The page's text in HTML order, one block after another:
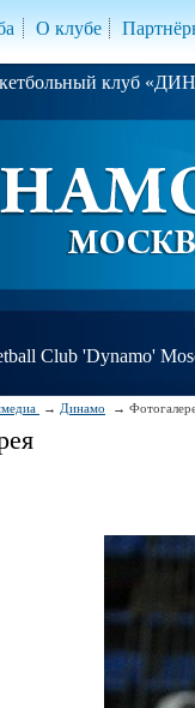
О клубе
клуб
Club 'Dynamo'
Динамо